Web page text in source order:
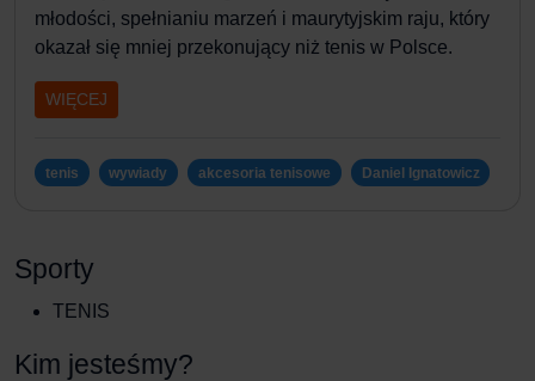
młodości, spełnianiu marzeń i maurytyjskim raju, który
okazał się mniej przekonujący niż tenis w Polsce.
WIĘCEJ
tenis wywiady akcesoria tenisowe Daniel Ignatowicz
Sporty
TENIS
Kim jesteśmy?